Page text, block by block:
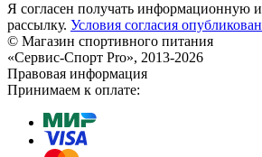
Я согласен получать информационную
рассылку. Условия согласия
© Магазин спортивного питания
«Сервис-Спорт Pro», 2013-2026
Правовая информация
Принимаем к оплате: